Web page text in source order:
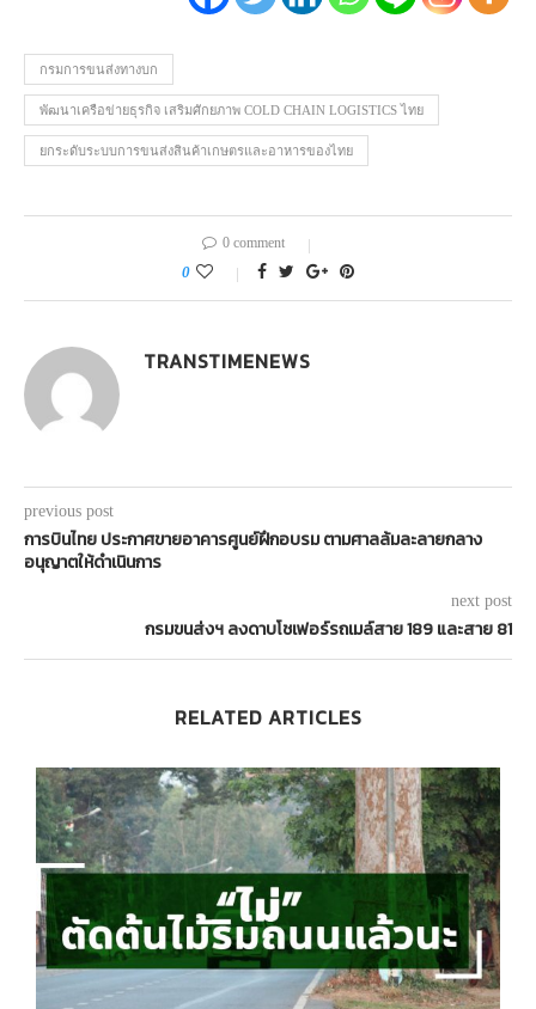
กรมการขนส่งทางบก
พัฒนาเครือข่ายธุรกิจ เสริมศักยภาพ COLD CHAIN LOGISTICS ไทย
ยกระดับระบบการขนส่งสินค้าเกษตรและอาหารของไทย
0 comment
0
TRANSTIMENEWS
previous post
การบินไทย ประกาศขายอาคารศูนย์ฝึกอบรม ตามศาลล้มละลายกลาง
อนุญาตให้ดำเนินการ
next post
กรมขนส่งฯ ลงดาบโชเฟอร์รถเมล์สาย 189 และสาย 81
RELATED ARTICLES